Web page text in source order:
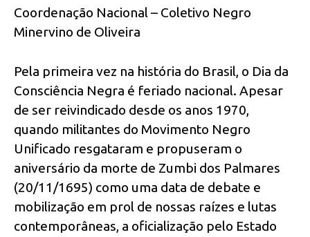
Coordenação Nacional – Coletivo Negro
Minervino de Oliveira
Pela primeira vez na história do Brasil, o Dia da
Consciência Negra é feriado nacional. Apesar
de ser reivindicado desde os anos 1970,
quando militantes do Movimento Negro
Unificado resgataram e propuseram o
aniversário da morte de Zumbi dos Palmares
(20/11/1695) como uma data de debate e
mobilização em prol de nossas raízes e lutas
contemporâneas, a oficialização pelo Estado